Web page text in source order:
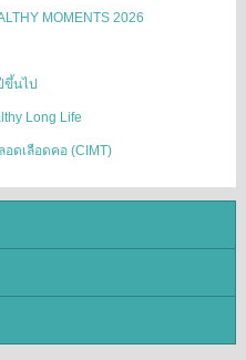
MOMENTS 2026
ขึ้นไป
Long Life
อดเลือดคอ (CIMT)